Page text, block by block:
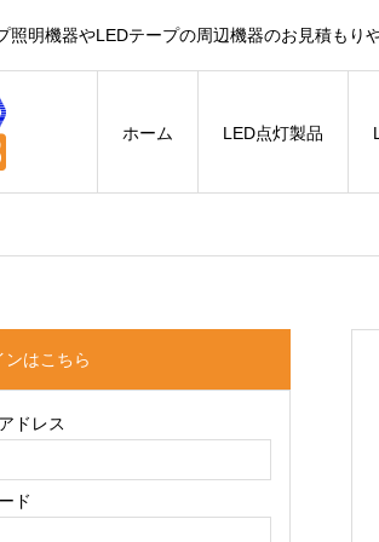
照明機器やLEDテープの周辺機器のお見積もり
ホーム LED点灯製品
ンはこちら
ドレス
ド